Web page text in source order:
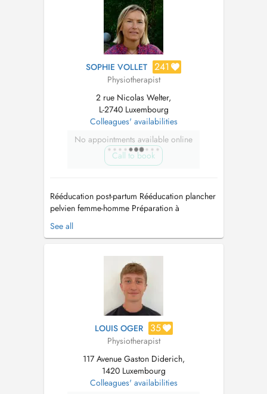
les problèmes maxill...
SOPHIE VOLLET 241
Physiotherapist
2 rue Nicolas Welter,
L-2740 Luxembourg
Colleagues' availabilities
No appointments available online
Call to book
Rééducation post-partum Rééducation plancher
pelvien femme-homme Préparation à
l'accouchement Lombalgie de la femme
enceinte Drainage lymphatique post cancer du
Rééducation de la main après chirurgie Pilates
Plagiocéphalie Massage Bébé...
See all
LOUIS OGER 35
Physiotherapist
117 Avenue Gaston Diderich,
1420 Luxembourg
Colleagues' availabilities